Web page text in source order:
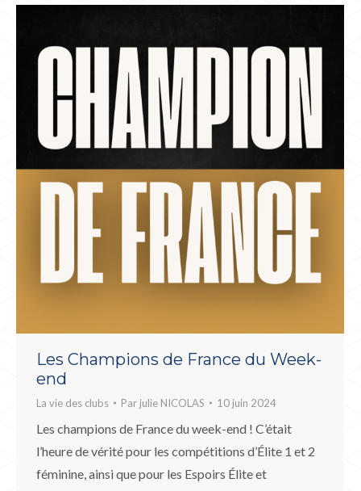
Les Champions de France du Week-
end
La vie des clubs Par julie NICOLAS 10 juin 2024
Les champions de France du week-end ! C’était
l’heure de vérité pour les compétitions d’Élite 1 et 2
féminine, ainsi que pour les Espoirs Élite et